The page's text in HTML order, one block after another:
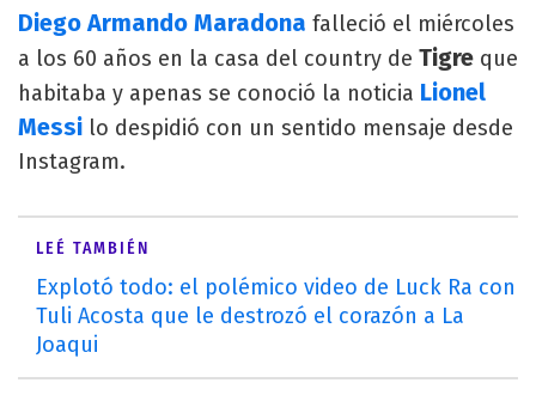
Diego Armando Maradona falleció el miércoles
a los 60 años en la casa del country de Tigre que
habitaba y apenas se conoció la noticia Lionel
Messi lo despidió con un sentido mensaje desde
Instagram.
LEÉ TAMBIÉN
Explotó todo: el polémico video de Luck Ra con
Tuli Acosta que le destrozó el corazón a La
Joaqui